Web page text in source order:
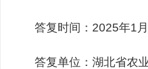
答复时间：2025年1
答复单位：湖北省农